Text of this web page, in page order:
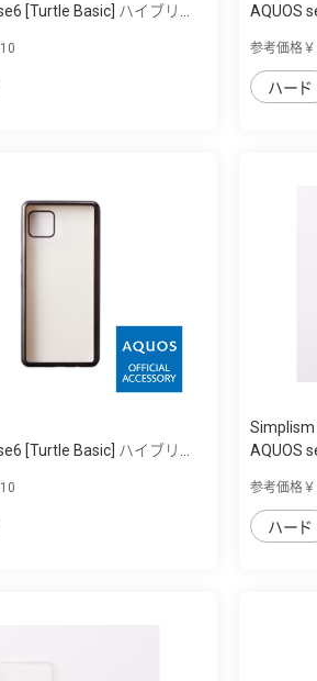
[Turtle Basic] ハイブリ...
AQUOS
参考価格
ハード
[Turtle Basic] ハイブリ...
Simplism
AQUOS
参考価格
ハード